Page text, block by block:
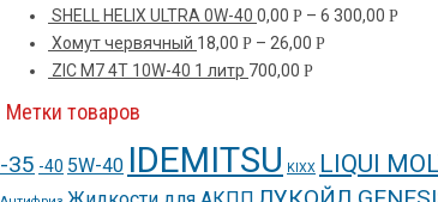
SHELL HELIX ULTRA 0W-40 0,00 Р – 6 300,00 Р
Хомут червячный 18,00 Р – 26,00 Р
ZIC M7 4T 10W-40 1 литр 700,00 Р
Метки товаров
-35 -40 5W-40 IDEMITSU KIXX LIQUI